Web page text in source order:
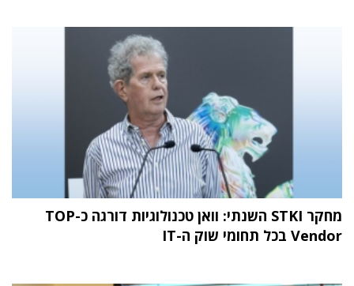
מחקר STKI השנתי: וואן טכנולוגיות דורגה כ-TOP
Vendor בכל תחומי שוק ה-IT